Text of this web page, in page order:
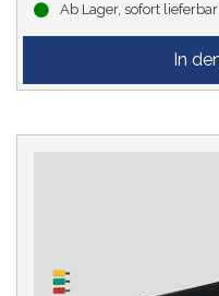
Ab Lager, sofort lieferbar